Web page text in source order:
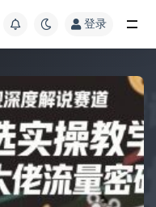
资料整合平台
登录